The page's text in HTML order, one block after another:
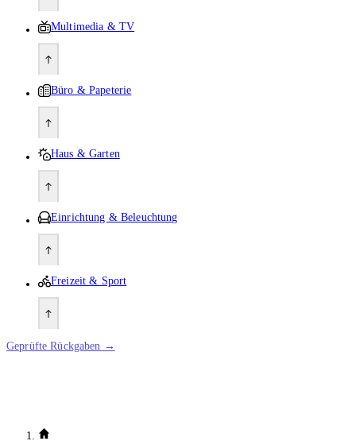
Multimedia & TV
Büro & Papeterie
Haus & Garten
Einrichtung & Beleuchtung
Freizeit & Sport
Geprüfte Rückgaben →